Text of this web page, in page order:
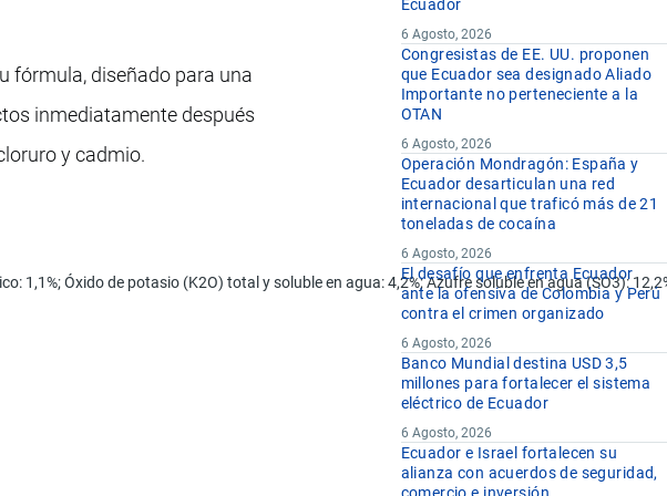
fórmula, diseñado para una
inmediatamente después
y cadmio.
1,1%; Óxido de potasio (K2O) total y soluble en agua: 4,2%; Azufre soluble en agua (SO3):
Ecuador
6 Agosto, 2026
Congresistas de EE. UU. proponen
que Ecuador sea designado Aliado
Importante no perteneciente a la
OTAN
6 Agosto, 2026
Operación Mondragón: España y
Ecuador desarticulan una red
internacional que traficó más de 21
toneladas de cocaína
6 Agosto, 2026
El desafío que enfrenta Ecuador
ante la ofensiva de Colombia y Perú
contra el crimen organizado
6 Agosto, 2026
Banco Mundial destina USD 3,5
millones para fortalecer el sistema
eléctrico de Ecuador
6 Agosto, 2026
Ecuador e Israel fortalecen su
alianza con acuerdos de seguridad,